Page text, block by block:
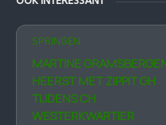
SPRINGEN
MARTINE
HEERST MET ZIPPIT GH
TIJDENS CH
WESTERKWARTIER